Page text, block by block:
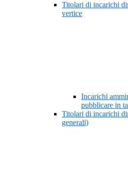
Titolari di incarichi
vertice
Incarichi
pubblicare in
Titolari di incarichi
generali)